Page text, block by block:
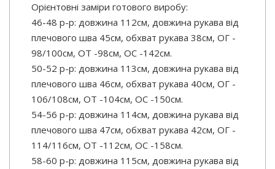
Орієнтовні заміри готового виробу:
46-48 р-р: довжина 112см, довжина рукава від
плечового шва 45см, обхват рукава 38см, ОГ -
98/100см, ОТ -98см, OC -142см.
50-52 р-р: довжина 113см, довжина рукава від
плечового шва 46см, обхват рукава 40см, ОГ -
106/108см, ОТ -104см, OC -150см.
54-56 р-р: довжина 114см, довжина рукава від
плечового шва 47см, обхват рукава 42см, ОГ -
114/116см, ОТ -112см, OC -158см.
58-60 р-р: довжина 115см, довжина рукава від